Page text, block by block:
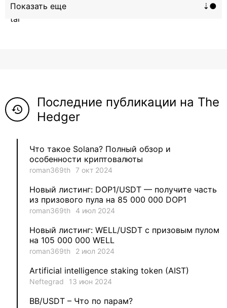
Hanna_Zolo4evskaya
Neftegrad 5
Evgeniy 3
aleksandr-es 2
Jevick 1
MysticalEnergyNFT 1
history
Последние публикации на The
Hedger
Что такое Solana? Полный обзор и
особенности криптовалюты
roman369th 7 окт 2024
Новый листинг: DOP1/USDT — получите часть
из призового пула на 85 000 000 DOP1
roman369th 4 июл 2024
Новый листинг: WELL/USDT с призовым пулом
на 105 000 000 WELL
roman369th 2 июл 2024
Artificial intelligence staking token (AIST)
Neftegrad 13 июн 2024
BB/USDT – Что по парам?